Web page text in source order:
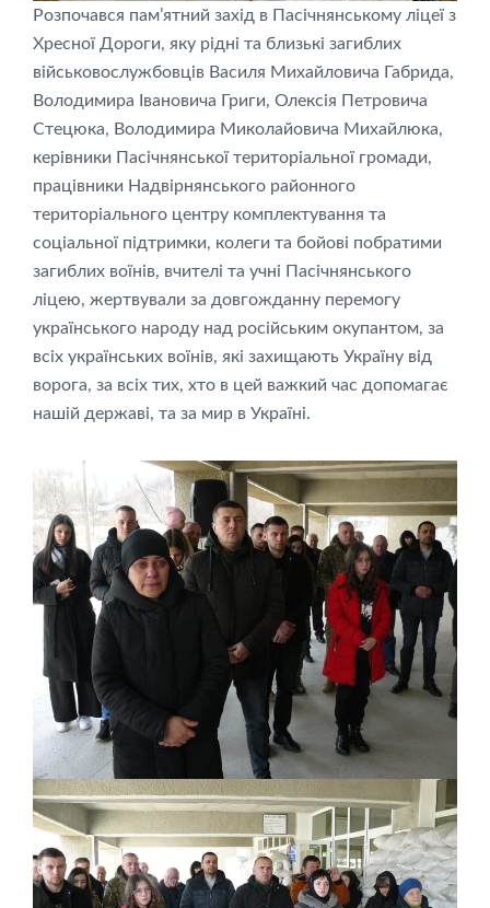
Розпочався пам’ятний захід в Пасічнянському ліцеї з
Хресної Дороги, яку рідні та близькі загиблих
військовослужбовців Василя Михайловича Габрида,
Володимира Івановича Григи, Олексія Петровича
Стецюка, Володимира Миколайовича Михайлюка,
керівники Пасічнянської територіальної громади,
працівники Надвірнянського районного
територіального центру комплектування та
соціальної підтримки, колеги та бойові побратими
загиблих воїнів, вчителі та учні Пасічнянського
ліцею, жертвували за довгожданну перемогу
українського народу над російським окупантом, за
всіх українських воїнів, які захищають Україну від
ворога, за всіх тих, хто в цей важкий час допомагає
нашій державі, та за мир в Україні.